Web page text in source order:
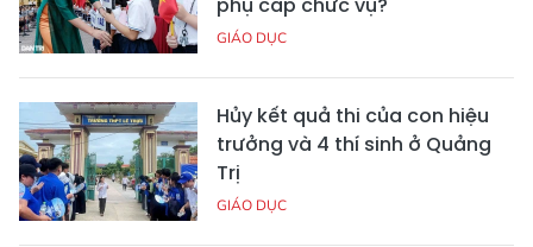
phụ cấp chức vụ?
GIÁO DỤC
Hủy kết quả thi của con hiệu
trưởng và 4 thí sinh ở Quảng
Trị
GIÁO DỤC